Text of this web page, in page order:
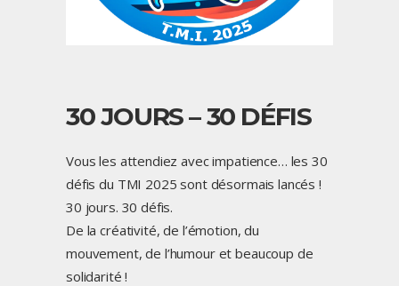
30 JOURS – 30 DÉFIS
Vous les attendiez avec impatience… les 30
défis du TMI 2025 sont désormais lancés !
30 jours. 30 défis.
De la créativité, de l’émotion, du
mouvement, de l’humour et beaucoup de
solidarité !